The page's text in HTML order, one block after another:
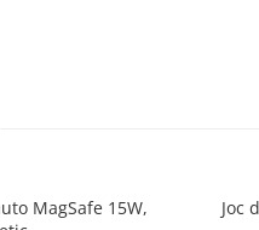
MagSafe 15W,
Joc